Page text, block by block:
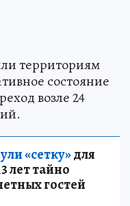
территориям
состояние
возле 24
«сетку»для
лет тайно
гостей